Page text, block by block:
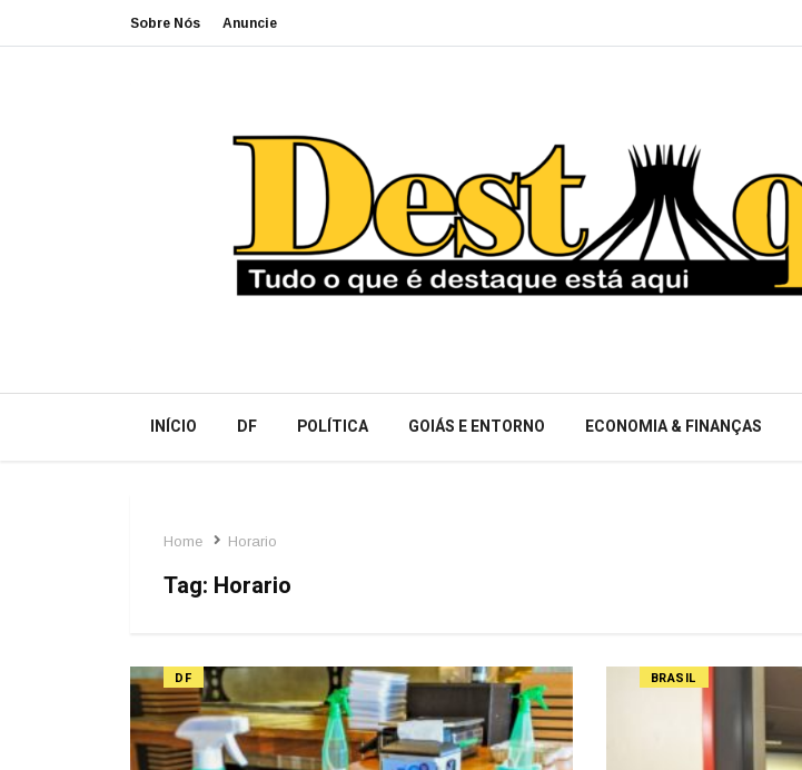
Sobre Nós Anuncie
INÍCIO DF POLÍTICA GOIÁS E ENTORNO ECONOMIA & FINANÇAS
Home Horario
Tag: Horario
DF BRASIL